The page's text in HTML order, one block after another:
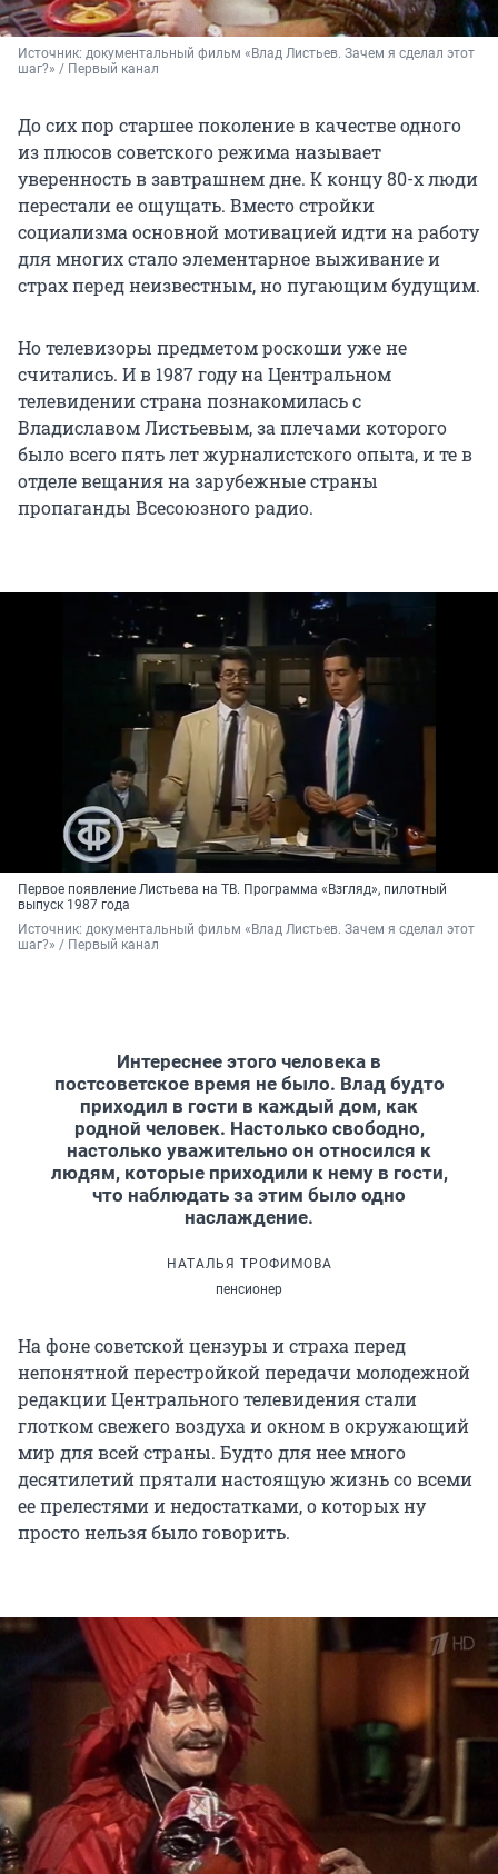
Источник: документальный фильм «Влад Листьев. Зачем я сделал этот
шаг?» / Первый канал
До сих пор старшее поколение в качестве одного
из плюсов советского режима называет
уверенность в завтрашнем дне. К концу 80-х люди
перестали ее ощущать. Вместо стройки
социализма основной мотивацией идти на работу
для многих стало элементарное выживание и
страх перед неизвестным, но пугающим будущим.
Но телевизоры предметом роскоши уже не
считались. И в 1987 году на Центральном
телевидении страна познакомилась с
Владиславом Листьевым, за плечами которого
было всего пять лет журналистского опыта, и те в
отделе вещания на зарубежные страны
пропаганды Всесоюзного радио.
Первое появление Листьева на ТВ. Программа «Взгляд», пилотный
выпуск 1987 года
Источник: документальный фильм «Влад Листьев. Зачем я сделал этот
шаг?» / Первый канал
Интереснее этого человека в
постсоветское время не было. Влад будто
приходил в гости в каждый дом, как
родной человек. Настолько свободно,
настолько уважительно он относился к
людям, которые приходили к нему в гости,
что наблюдать за этим было одно
наслаждение.
НАТАЛЬЯ ТРОФИМОВА
пенсионер
На фоне советской цензуры и страха перед
непонятной перестройкой передачи молодежной
редакции Центрального телевидения стали
глотком свежего воздуха и окном в окружающий
мир для всей страны. Будто для нее много
десятилетий прятали настоящую жизнь со всеми
ее прелестями и недостатками, о которых ну
просто нельзя было говорить.